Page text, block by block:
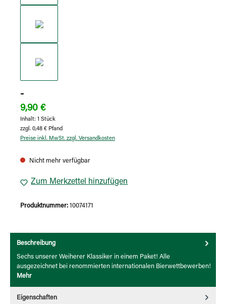
-
9,90 €
Inhalt: 1 Stück
zzgl. 0,48 € Pfand
Preise inkl. MwSt. zzgl. Versandkosten
Nicht mehr verfügbar
Zum Merkzettel hinzufügen
Produktnummer: 10074171
Beschreibung
Sechs unserer Weiherer Klassiker in einem Paket! Alle
ausgezeichnet bei renommierten internationalen Bierwettbewerben!
Mehr
Eigenschaften